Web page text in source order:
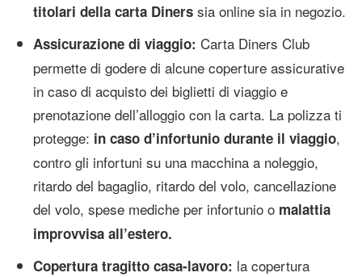
titolari della carta Diners sia online sia in negozio.
Assicurazione di viaggio: Carta Diners Club
permette di godere di alcune coperture assicurative
in caso di acquisto dei biglietti di viaggio e
prenotazione dell’alloggio con la carta. La polizza ti
protegge: in caso d’infortunio durante il viaggio,
contro gli infortuni su una macchina a noleggio,
ritardo del bagaglio, ritardo del volo, cancellazione
del volo, spese mediche per infortunio o malattia
improvvisa all’estero.
Copertura tragitto casa-lavoro: la copertura